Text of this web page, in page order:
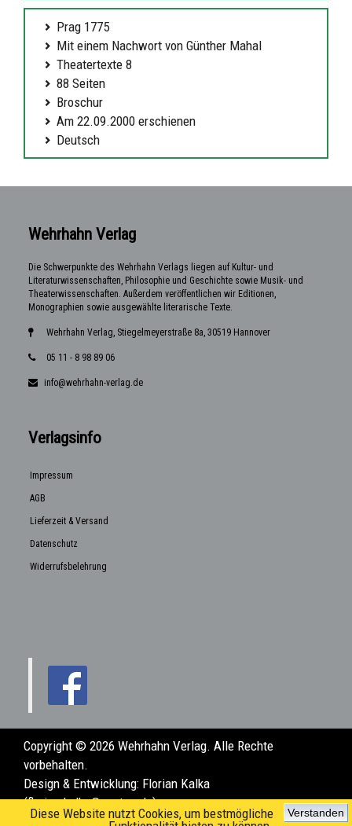
Diese Website nutzt Cookies, um bestmögliche
Verstanden
Prag 1775
Mit einem Nachwort von Günther Mahal
Theatertexte 8
88 Seiten
Broschur
Am 22.09.2000 erschienen
Deutsch
Wehrhahn Verlag
Die Schwerpunkte des Wehrhahn Verlags liegen auf Kultur- und
Literaturwissenschaften, Philosophie und Geschichte sowie Musik- und
Theaterwissenschaften. Außerdem veröffentlichen wir Editionen,
Monographien sowie ausgewählte literarische Texte.
Wehrhahn Verlag, Stiegelmeyerstraße 8a, 30519 Hannover
05 11 - 8 98 89 06
info@wehrhahn-verlag.de
Verlagsinfo
Impressum
AGB
Lieferzeit & Versand
Datenschutz
Widerrufsbelehrung
Copyright © 2026 Wehrhahn Verlag. Alle Rechte
vorbehalten.
Design & Entwicklung: Florian Kalka
(florian.kalka@posteo.de)